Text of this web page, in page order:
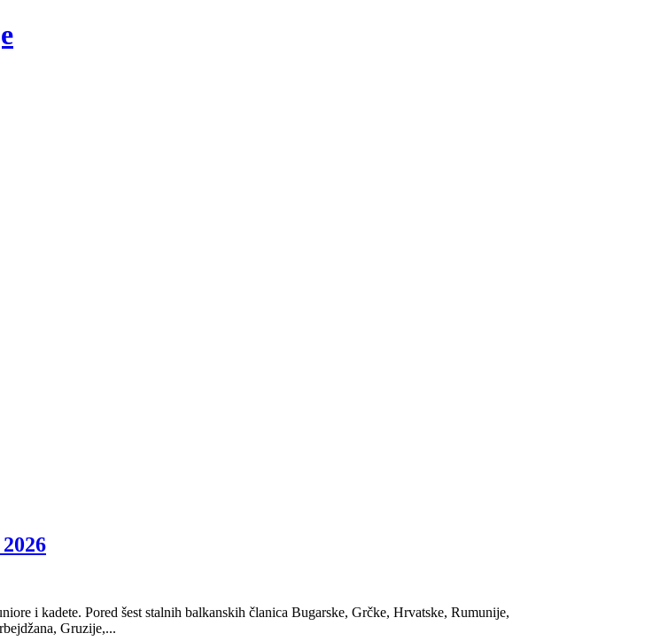
i kadete. Pored šest stalnih balkanskih članica Bugarske, Grčke, Hrvatske, Rumunije,
Gruzije,...